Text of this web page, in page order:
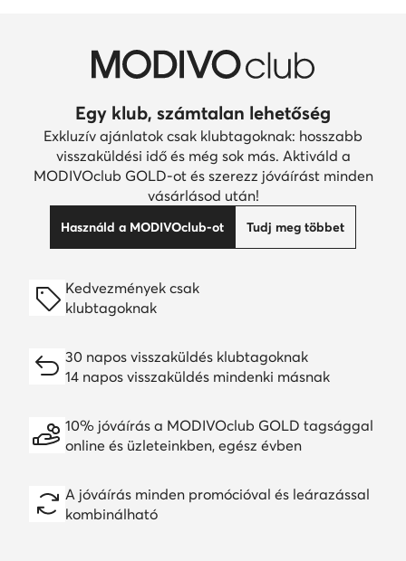
Egy klub, számtalan lehetőség
Exkluzív ajánlatok csak klubtagoknak: hosszabb
visszaküldési idő és még sok más. Aktiváld a
MODIVOclub GOLD-ot és szerezz jóváírást minden
vásárlásod után!
Használd a MODIVOclub-ot Tudj meg többet
Kedvezmények csak
klubtagoknak
30 napos visszaküldés klubtagoknak
14 napos visszaküldés mindenki másnak
10% jóváírás a MODIVOclub GOLD tagsággal
online és üzleteinkben, egész évben
A jóváírás minden promócióval és leárazással
kombinálható